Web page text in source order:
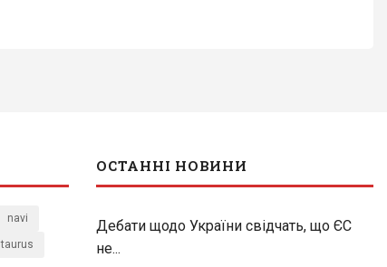
navi
taurus
ОСТАННІ НОВИНИ
Дебати щодо України свідчать, що ЄС
не...